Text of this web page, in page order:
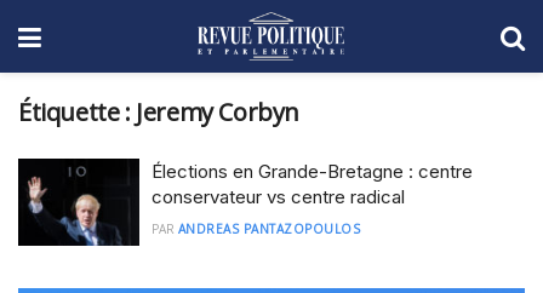
Étiquette : Jeremy Corbyn
Élections en Grande-Bretagne : centre
conservateur vs centre radical
PAR ANDREAS PANTAZOPOULOS